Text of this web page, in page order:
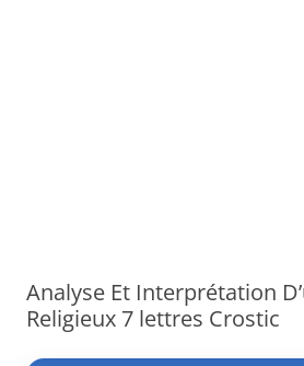
Analyse Et Interprétation
Religieux 7 lettres Crostic